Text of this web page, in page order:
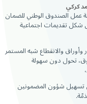
كركي
عمل الصندوق الوطني للضمان
شكل تقديمات اجتماعية
والانقطاع شبه المستمر
تحول دون سهولة
تسهيل شؤون المضمونين